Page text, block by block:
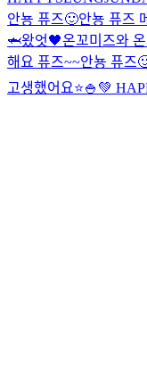
안뇽 퓨즈🙂안뇽 퓨즈
🦈왔엇🖤온꼬미즈와
해요 퓨즈~~안뇽 퓨즈
고생했어요⭐️🍚 💚